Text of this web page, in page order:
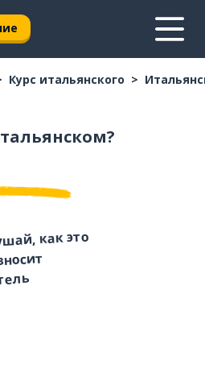
Курс итальянского
как это